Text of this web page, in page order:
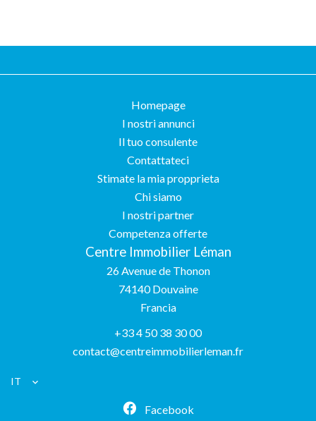
Homepage
I nostri annunci
Il tuo consulente
Contattateci
Stimate la mia propprieta
Chi siamo
I nostri partner
Competenza offerte
Centre Immobilier Léman
26 Avenue de Thonon
74140Douvaine
Francia
+33 4 50 38 30 00
contact@centreimmobilierleman.fr
IT
Facebook